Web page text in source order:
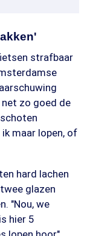
strafbaar
net zo goed de
maar lopen, of
hard lachen
glazen
"Nou, we
hier 5